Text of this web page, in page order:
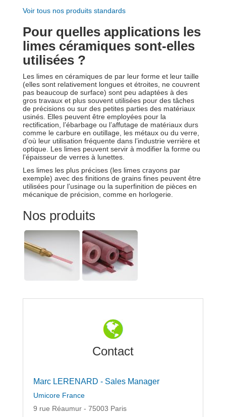
Voir tous nos produits standards
Pour quelles applications les
limes céramiques sont-elles
utilisées ?
Les limes en céramiques de par leur forme et leur taille
(elles sont relativement longues et étroites, ne couvrent
pas beaucoup de surface) sont peu adaptées à des
gros travaux et plus souvent utilisées pour des tâches
de précisions ou sur des petites parties des matériaux
usinés. Elles peuvent être employées pour la
rectification, l’ébarbage ou l’affutage de matériaux durs
comme le carbure en outillage, les métaux ou du verre,
d’où leur utilisation fréquente dans l’industrie verrière et
optique. Les limes peuvent servir à modifier la forme ou
l’épaisseur de verres à lunettes.
Les limes les plus précises (les limes crayons par
exemple) avec des finitions de grains fines peuvent être
utilisées pour l’usinage ou la superfinition de pièces en
mécanique de précision, comme en horlogerie.
Nos produits
Contact
Marc LERENARD - Sales Manager
Umicore France
9 rue Réaumur - 75003 Paris